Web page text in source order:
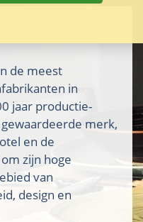
de meest
in
jaar productie-
merk,
en de
zijn hoge
van
design en